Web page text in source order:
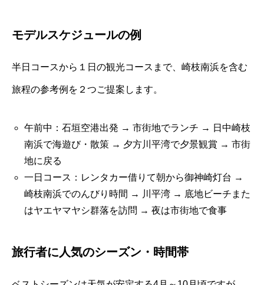
モデルスケジュールの例
半日コースから１日の観光コースまで、崎枝南浜を含む
旅程の参考例を２つご提案します。
午前中：石垣空港出発 → 市街地でランチ → 日中崎枝
南浜で海遊び・散策 → 夕方川平湾で夕景観賞 → 市街
地に戻る
一日コース：レンタカー借りて朝から御神崎灯台 →
崎枝南浜でのんびり時間 → 川平湾 → 底地ビーチまた
はヤエヤマヤシ群落を訪問 → 夜は市街地で食事
旅行者に人気のシーズン・時間帯